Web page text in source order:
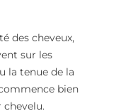
des cheveux,
sur les
la tenue de la
bien
chevelu.